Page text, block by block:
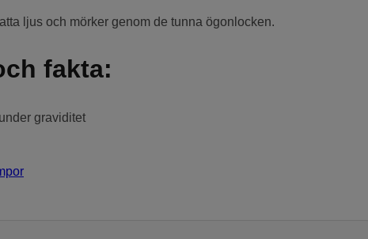
ljus och mörker genom de tunna ögonlocken.
fakta:
under graviditet